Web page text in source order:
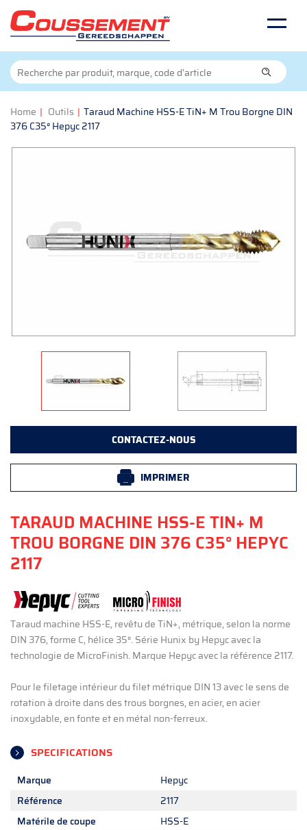
Home | Outils | Taraud Machine HSS-E TiN+ M Trou Borgne DIN
376 C35° Hepyc 2117
CONTACTEZ-NOUS
IMPRIMER
TARAUD MACHINE HSS-E TIN+ M
TROU BORGNE DIN 376 C35° HEPYC
2117
Taraud machine HSS-E, revêtu de TiN+, métrique, selon la norme
DIN 376, forme C, hélice 35°. Série Hunix by Hepyc avec la
technologie de MicroFinish. Marque Hepyc avec la référence 2117.
Pour le filetage intérieur du filet métrique DIN 13 avec le sens de
rotation à droite dans des trous borgnes, en acier, en acier
inoxydable, en fonte et en métal non-ferreux.
SPECIFICATIONS
Marque
Hepyc
Référence
2117
Matérile de coupe
HSS-E